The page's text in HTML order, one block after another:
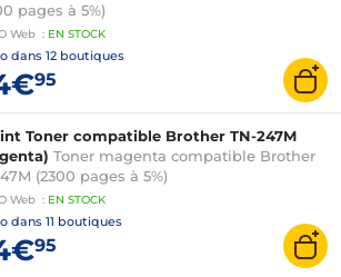
pages à 5%)
Web : EN STOCK
dans 12 boutiques
95
Toner compatible Brother TN-247M
Toner magenta compatible Brother
(2300 pages à 5%)
Web : EN STOCK
dans 11 boutiques
95